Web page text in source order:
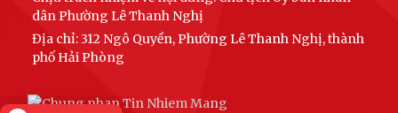
phố tại Nghị quyết số...
công trình phải thu hồi đất...